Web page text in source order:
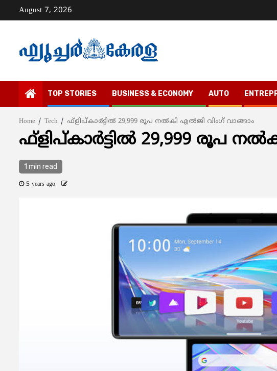
August 7, 2026
TOP STORIES BUSINESS & ECONOMY AUTO
Home Tech ഫ്‌ളിപ്കാര്‍ട്ടില്‍ 29,999 രൂപ നല്‍കി എല്‍ജി വിംഗ് വാങ്ങാം
ഫ്‌ളിപ്കാര്‍ട്ടില്‍ 29,999 രൂപ
1 min read
5 years ago